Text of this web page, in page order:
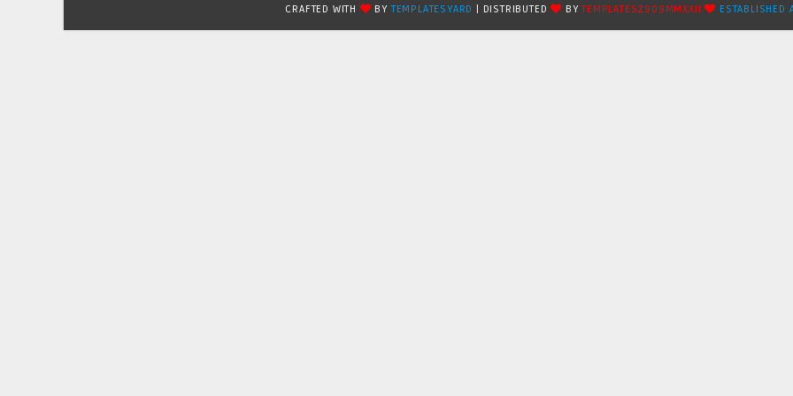
CRAFTED WITH BYTEMPLATESYARD | DISTRIBUTED BYTEMPLATES2909MMXXII ESTABLISHED